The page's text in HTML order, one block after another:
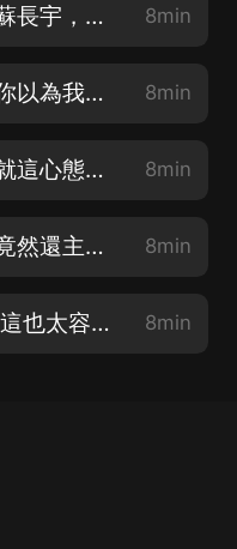
我竟然是天命反派002 - 蘇長宇，你不敢嗎？ 8min
我竟然是天命反派003 - 你以為我會按照套路出牌？ 8min
我竟然是天命反派004 - 就這心態，也太差勁了吧？ 8min
我竟然是天命反派005 - 竟然還主動送氣運？ 8min
我竟然是天命反派 006 - 這也太容易了吧 8min